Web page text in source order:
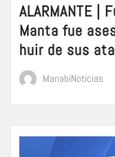
ALARMANTE |
Manta fue
huir de sus
ManabiNoticias